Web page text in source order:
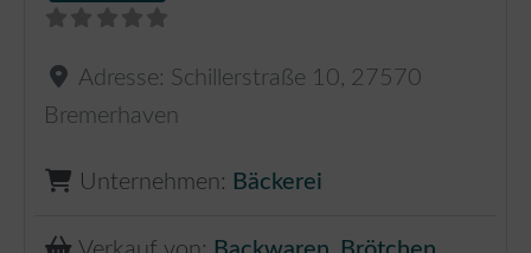
Adresse: Schillerstraße 10, 27570
Bremerhaven
Unternehmen: Bäckerei